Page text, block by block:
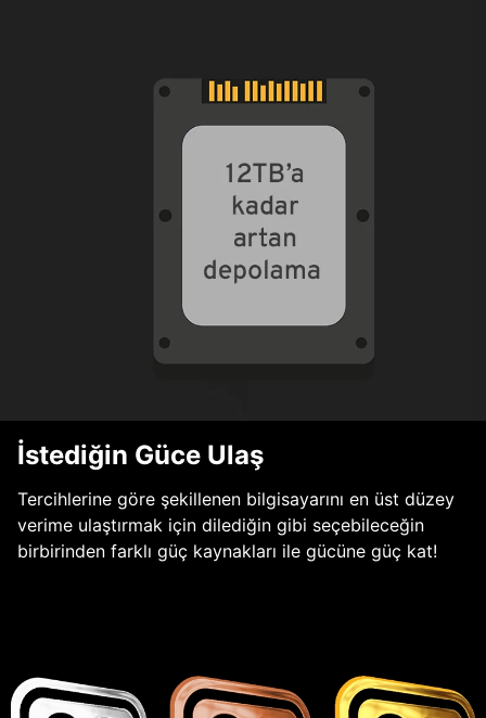
İstediğin Güce Ulaş
Tercihlerine göre şekillenen bilgisayarını en üst düzey
verime ulaştırmak için dilediğin gibi seçebileceğin
birbirinden farklı güç kaynakları ile gücüne güç kat!